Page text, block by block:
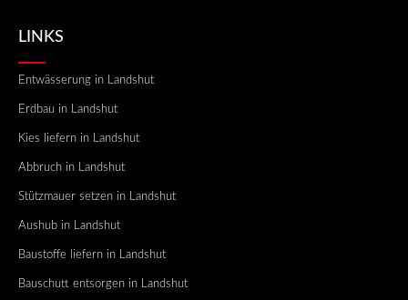
LINKS
Entwässerung in Landshut
Erdbau in Landshut
Kies liefern in Landshut
Abbruch in Landshut
Stützmauer setzen in Landshut
Aushub in Landshut
Baustoffe liefern in Landshut
Bauschutt entsorgen in Landshut